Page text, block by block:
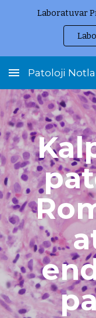
Laboratuvar
Patoloji